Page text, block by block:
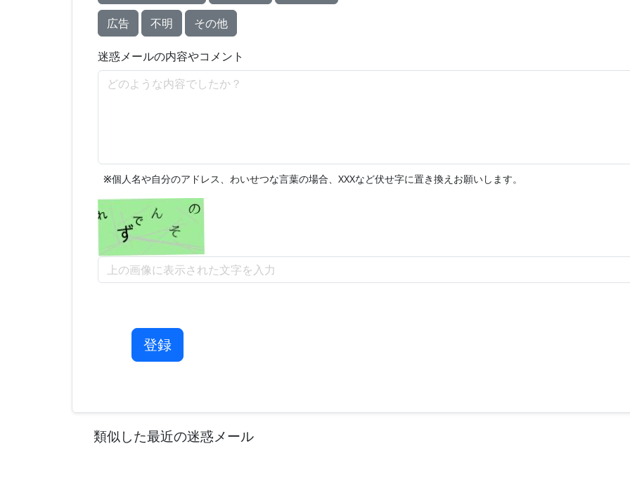
広告 不明 その他
迷惑メールの内容やコメント
※個人名や自分のアドレス、わいせつな言葉の場合、XXXなど伏せ字に置き換えお願いします。
登録
類似した最近の迷惑メール